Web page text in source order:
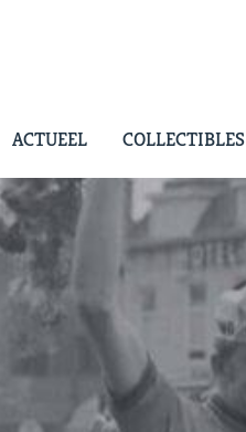
ACTUEEL COLLECTIBLES